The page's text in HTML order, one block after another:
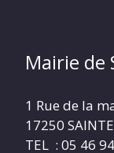
Mairie de
1 Rue de la
17250
TEL : 05 46